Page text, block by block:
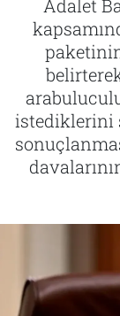
Adalet
istediklerini
Tarih
İletişim
Künye